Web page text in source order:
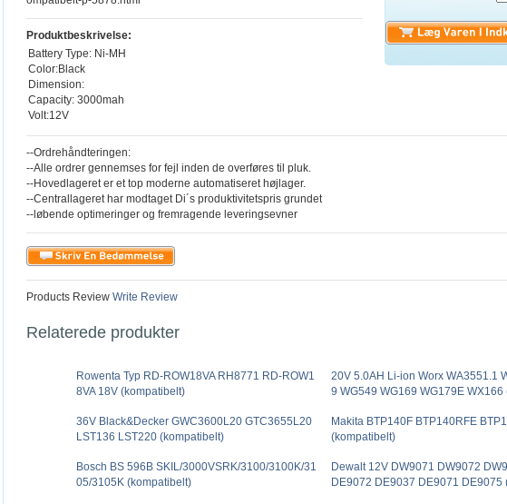
Produktbeskrivelse:
Battery Type: Ni-MH
Color:Black
Dimension:
Capacity: 3000mah
Volt:12V
--Ordrehåndteringen:
--Alle ordrer gennemses for fejl inden de overføres til pluk.
--Hovedlageret er et top moderne automatiseret højlager.
--Centrallageret har modtaget Di´s produktivitetspris grundet
--løbende optimeringer og fremragende leveringsevner
Products Review Write Review
Relaterede produkter
Rowenta Typ RD-ROW18VA RH8771 RD-ROW1
8VA 18V (kompatibelt)
20V 5.0AH Li-ion Worx WA3551.1
9 WG549 WG169 WG179E
36V Black&Decker GWC3600L20 GTC3655L20
LST136 LST220 (kompatibelt)
Makita BTP140F BTP140RFE
(kompatibelt)
Bosch BS 596B SKIL/3000VSRK/3100/3100K/31
05/3105K (kompatibelt)
Dewalt 12V DW9071 DW9072
DE9072 DE9037 DE9071 DE9075